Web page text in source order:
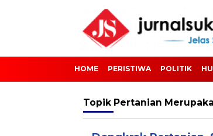
HOME PERISTIWA POLITIK
Topik Pertanian